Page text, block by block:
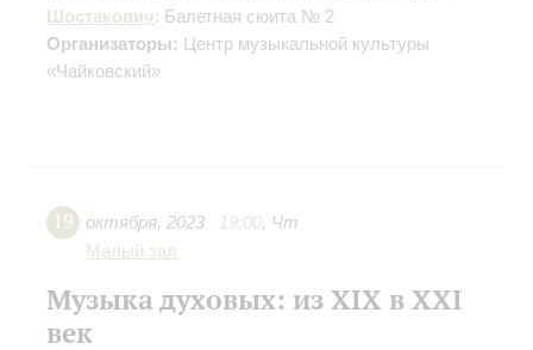
Шостакович: Балетная сюита № 2
Организаторы: Центр музыкальной культуры
«Чайковский»
19 октября, 2023 19:00, Чт
Малый зал
Музыка духовых: из XIX в XXI
век